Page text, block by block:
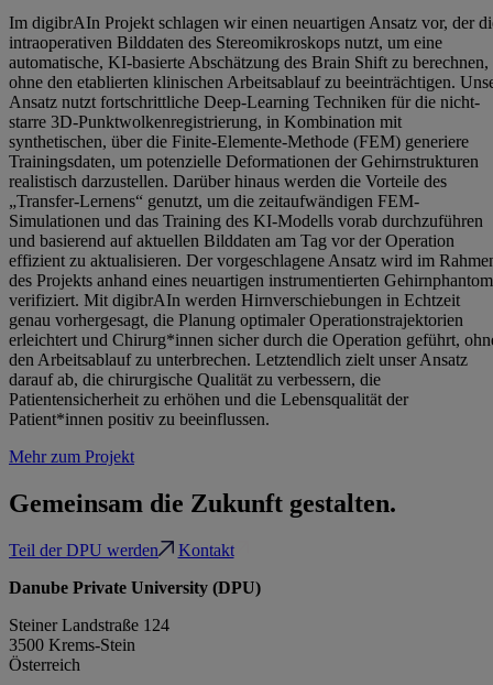
Im digibrAIn Projekt schlagen wir einen neuartigen Ansatz vor, der
intraoperativen Bilddaten des Stereomikroskops nutzt, um eine
automatische, KI-basierte Abschätzung des Brain Shift zu berechnen,
ohne den etablierten klinischen Arbeitsablauf zu beeinträchtigen.
Ansatz nutzt fortschrittliche Deep-Learning Techniken für die nicht-
starre 3D-Punktwolkenregistrierung, in Kombination mit
synthetischen, über die Finite-Elemente-Methode (FEM) generiere
Trainingsdaten, um potenzielle Deformationen der Gehirnstrukturen
realistisch darzustellen. Darüber hinaus werden die Vorteile des
„Transfer-Lernens“ genutzt, um die zeitaufwändigen FEM-
Simulationen und das Training des KI-Modells vorab durchzuführen
und basierend auf aktuellen Bilddaten am Tag vor der Operation
effizient zu aktualisieren. Der vorgeschlagene Ansatz wird im
des Projekts anhand eines neuartigen instrumentierten
verifiziert. Mit digibrAIn werden Hirnverschiebungen in Echtzeit
genau vorhergesagt, die Planung optimaler Operationstrajektorien
erleichtert und Chirurg*innen sicher durch die Operation geführt,
den Arbeitsablauf zu unterbrechen. Letztendlich zielt unser Ansatz
darauf ab, die chirurgische Qualität zu verbessern, die
Patientensicherheit zu erhöhen und die Lebensqualität der
Patient*innen positiv zu beeinflussen.
Mehr zum Projekt
Gemeinsam die Zukunft gestalten.
Teil der DPU werden
Kontakt
Danube Private University (DPU)
Steiner Landstraße 124
3500 Krems-Stein
Österreich